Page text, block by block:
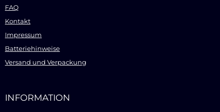
FAQ
Kontakt
Impressum
Batteriehinweise
Versand und Verpackung
INFORMATION